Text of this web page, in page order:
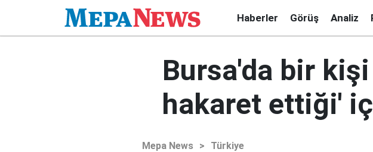
Haberler Görüş Analiz
Bursa'da bir
hakaret ettiği'
Mepa News > Türkiye